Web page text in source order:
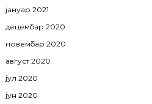
јануар 2021
децембар 2020
новембар 2020
август 2020
јул 2020
јун 2020